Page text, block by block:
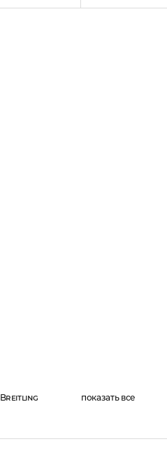
Breitling показать все